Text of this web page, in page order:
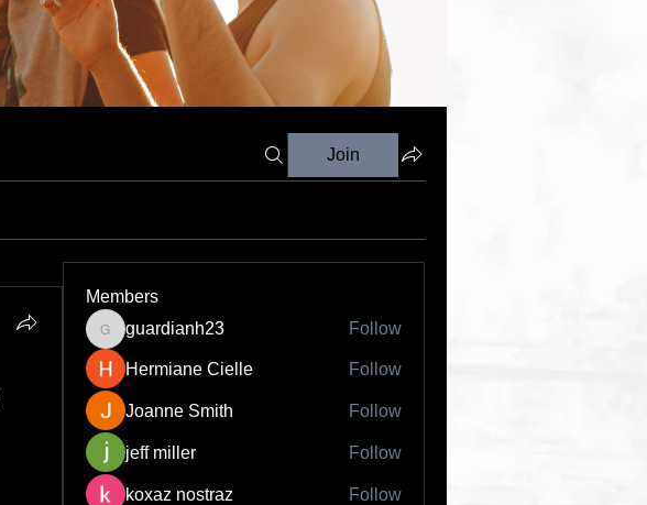
Join
Members
guardianh23
guardianh23 Follow
Hermiane Cielle Follow
Joanne Smith Follow
jeff miller Follow
koxaz nostraz
Follow